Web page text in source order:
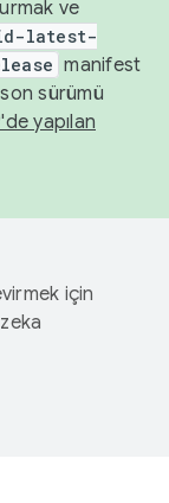
ve
latest-
manifest
sürümü
yapılan
için